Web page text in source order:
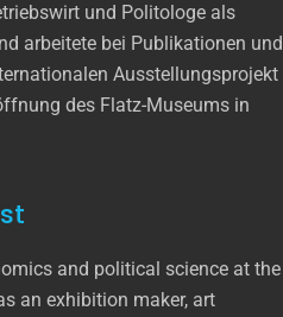
und Politologe als
arbeitete bei Publikationen und
Ausstellungsprojekt
des Flatz-Museums in
and political science at the
an exhibition maker, art